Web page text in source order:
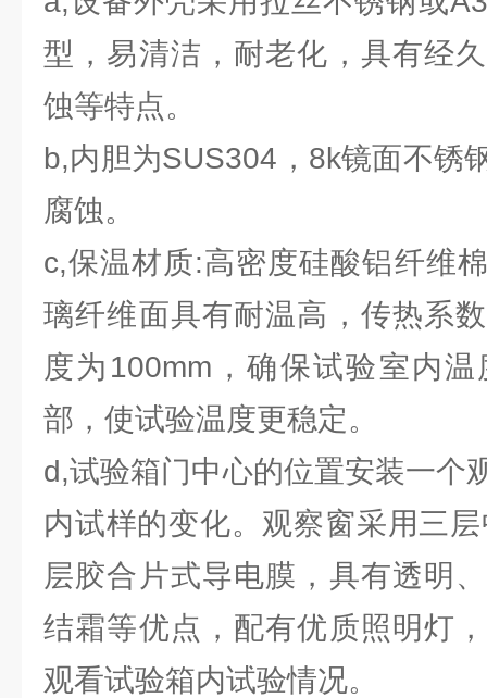
型，易清洁，耐老化，具有经
蚀等特点。
b,内胆为SUS304，8k镜面不锈
腐蚀。
c,保温材质:高密度硅酸铝纤维
璃纤维面具有耐温高，传热系
度为100mm，确保试验室内
部，使试验温度更稳定。
d,试验箱门中心的位置安装一个
内试样的变化。观察窗采用三
层胶合片式导电膜，具有透明
结霜等优点，配有优质照明灯
观看试验箱内试验情况。